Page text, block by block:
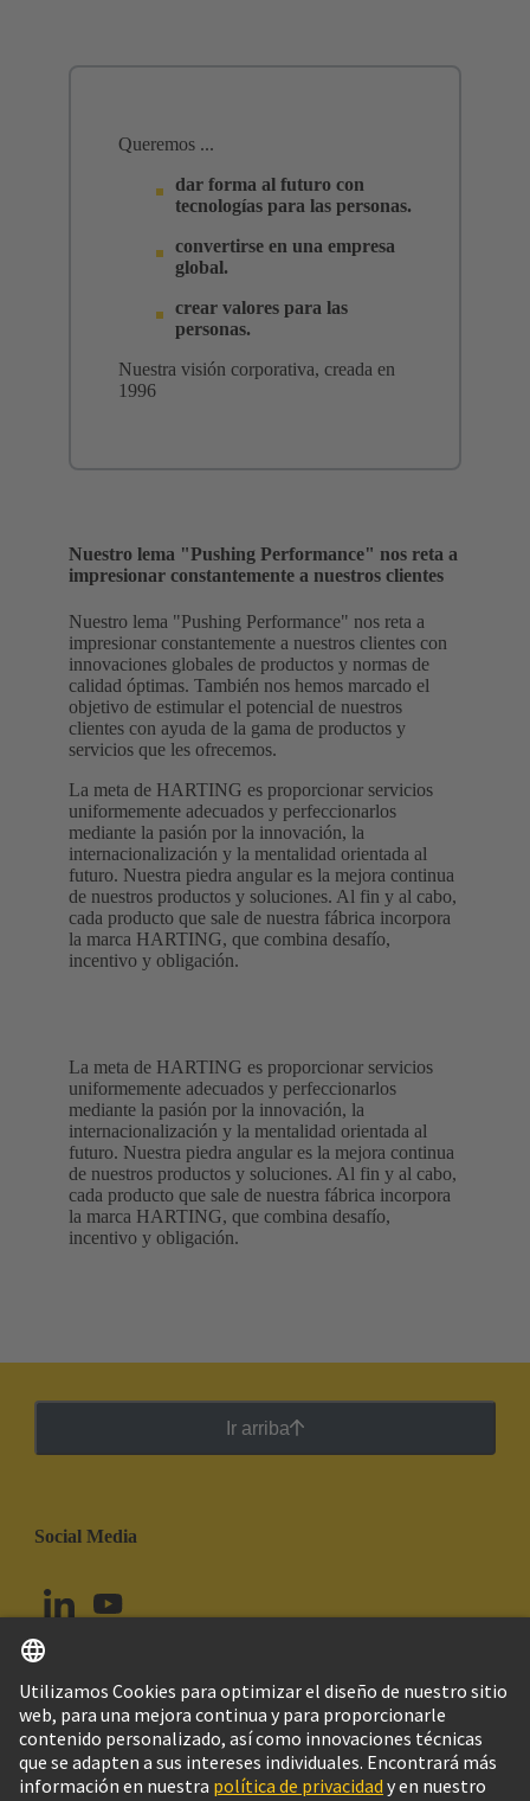
Queremos ...
dar forma al futuro con
tecnologías para las personas.
convertirse en una empresa
global.
crear valores para las
personas.
Nuestra visión corporativa, creada en
1996
Nuestro lema "Pushing Performance" nos reta a
impresionar constantemente a nuestros clientes
Nuestro lema "Pushing Performance" nos reta a
impresionar constantemente a nuestros clientes con
innovaciones globales de productos y normas de
calidad óptimas. También nos hemos marcado el
objetivo de estimular el potencial de nuestros
clientes con ayuda de la gama de productos y
servicios que les ofrecemos.
La meta de HARTING es proporcionar servicios
uniformemente adecuados y perfeccionarlos
mediante la pasión por la innovación, la
internacionalización y la mentalidad orientada al
futuro. Nuestra piedra angular es la mejora continua
de nuestros productos y soluciones. Al fin y al cabo,
cada producto que sale de nuestra fábrica incorpora
la marca HARTING, que combina desafío,
incentivo y obligación.
La meta de HARTING es proporcionar servicios
uniformemente adecuados y perfeccionarlos
mediante la pasión por la innovación, la
internacionalización y la mentalidad orientada al
futuro. Nuestra piedra angular es la mejora continua
de nuestros productos y soluciones. Al fin y al cabo,
cada producto que sale de nuestra fábrica incorpora
la marca HARTING, que combina desafío,
incentivo y obligación.
Ir arriba
Social Media
Chile Español